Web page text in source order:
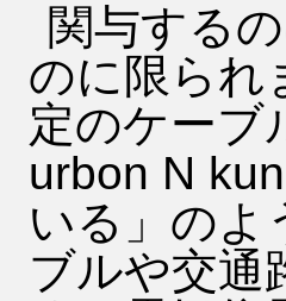
関与する
のに限られ
定のケーブ
urbon N
いる」のよ
ブルや交通